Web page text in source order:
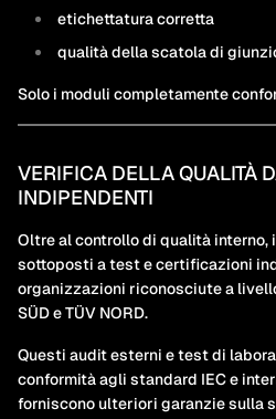
etichettatura corretta
qualità della scatola di
Solo i moduli completamente
VERIFICA DELLA QUALITÀ
INDIPENDENTI
Oltre al controllo di qualità interno,
sottoposti a test e certificazioni
organizzazioni riconosciute a
SÜD e TÜV NORD.
Questi audit esterni e test di
conformità agli standard IEC e
forniscono ulteriori garanzie sulla